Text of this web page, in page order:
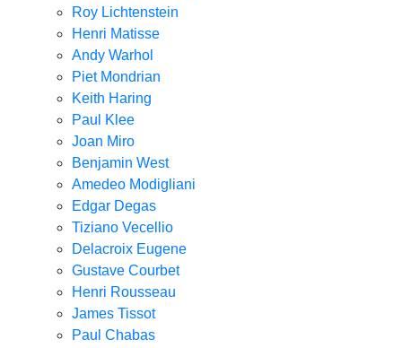
Roy Lichtenstein
Henri Matisse
Andy Warhol
Piet Mondrian
Keith Haring
Paul Klee
Joan Miro
Benjamin West
Amedeo Modigliani
Edgar Degas
Tiziano Vecellio
Delacroix Eugene
Gustave Courbet
Henri Rousseau
James Tissot
Paul Chabas